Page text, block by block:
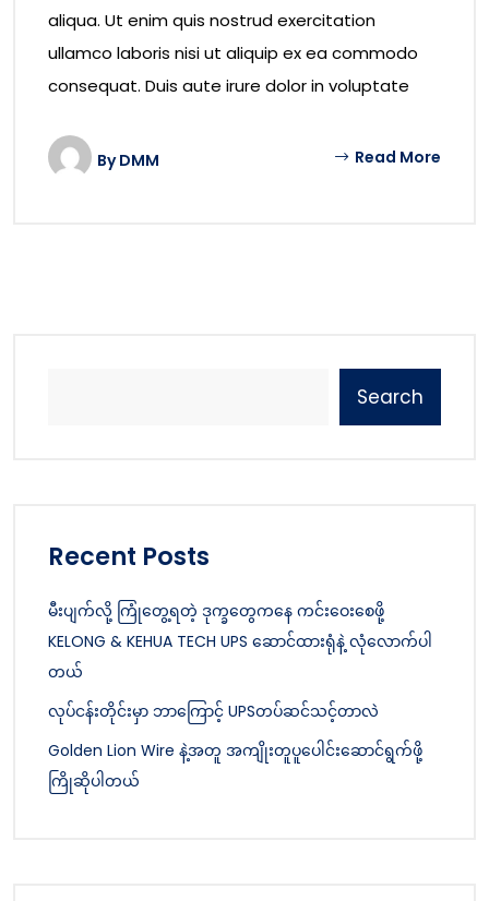
aliqua. Ut enim quis nostrud exercitation
ullamco laboris nisi ut aliquip ex ea commodo
consequat. Duis aute irure dolor in voluptate
ByDMM Read More
Search
Recent Posts
မီးပျက်လို့ ကြုံတွေ့ရတဲ့ ဒုက္ခတွေကနေ ကင်းဝေးစေဖို့
KELONG & KEHUA TECH UPS ဆောင်ထားရုံနဲ့ လုံလောက်ပါ
တယ်
လုပ်ငန်းတိုင်းမှာ ဘာကြောင့် UPSတပ်ဆင်သင့်တာလဲ
Golden Lion Wire နဲ့အတူ အကျိုးတူပူပေါင်းဆောင်ရွက်ဖို့
ကြိုဆိုပါတယ်